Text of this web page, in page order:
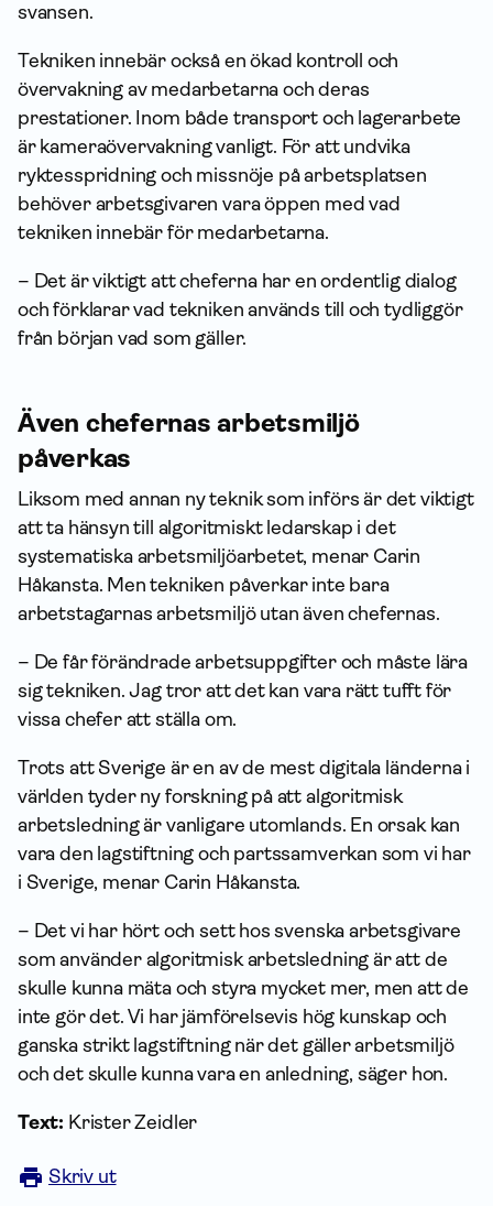
svansen.
Tekniken innebär också en ökad kontroll och
övervakning av medarbetarna och deras
prestationer. Inom både transport och lagerarbete
är kameraövervakning vanligt. För att undvika
ryktesspridning och missnöje på arbetsplatsen
behöver arbetsgivaren vara öppen med vad
tekniken innebär för medarbetarna.
– Det är viktigt att cheferna har en ordentlig dialog
och förklarar vad tekniken används till och tydliggör
från början vad som gäller.
Även chefernas arbetsmiljö
påverkas
Liksom med annan ny teknik som införs är det viktigt
att ta hänsyn till algoritmiskt ledarskap i det
systematiska arbets­miljö­arbetet, menar Carin
Håkansta. Men tekniken påverkar inte bara
arbetstagarnas arbetsmiljö utan även chefernas.
– De får förändrade arbetsuppgifter och måste lära
sig tekniken. Jag tror att det kan vara rätt tufft för
vissa chefer att ställa om.
Trots att Sverige är en av de mest digitala länderna i
världen tyder ny forskning på att algoritmisk
arbetsledning är vanligare utomlands. En orsak kan
vara den lagstiftning och partssamverkan som vi har
i Sverige, menar Carin Håkansta.
– Det vi har hört och sett hos svenska arbetsgivare
som använder algoritmisk arbetsledning är att de
skulle kunna mäta och styra mycket mer, men att de
inte gör det. Vi har jämförelsevis hög kunskap och
ganska strikt lagstiftning när det gäller arbetsmiljö
och det skulle kunna vara en anledning, säger hon.
Text: Krister Zeidler
Skriv ut